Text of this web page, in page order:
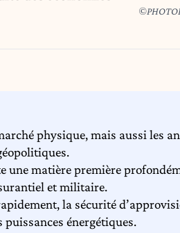
physique, mais aussi les
une matière première
et militaire.
la sécurité
énergétiques.